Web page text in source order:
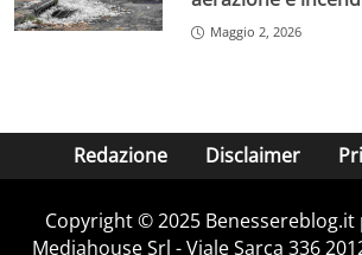
Maggio 2, 2026
Redazione Disclaimer
Copyright © 2025
Mediahouse Srl - Viale Sarca 336